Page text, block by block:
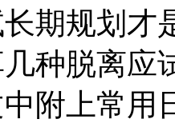
期规划才
种脱离应
附上常用